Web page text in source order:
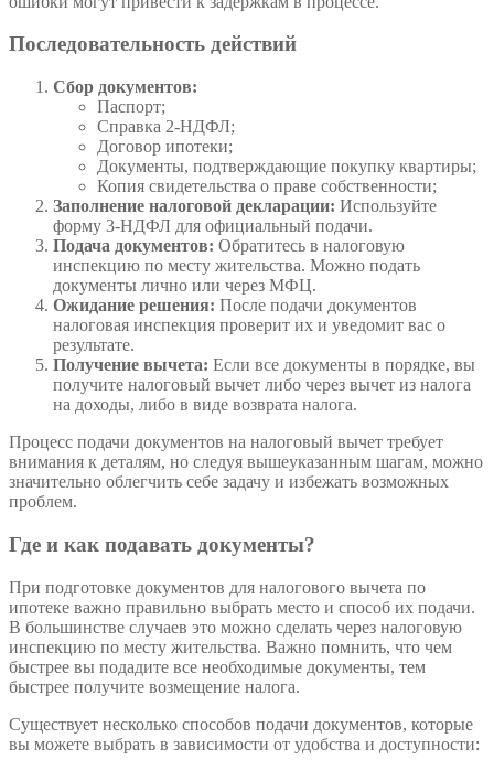
Последовательность действий
Сбор документов:
Паспорт;
Справка 2-НДФЛ;
Договор ипотеки;
Документы, подтверждающие покупку квартиры;
Копия свидетельства о праве собственности;
Заполнение налоговой декларации: Используйте
форму 3-НДФЛ для официальный подачи.
Подача документов: Обратитесь в налоговую
инспекцию по месту жительства. Можно подать
документы лично или через МФЦ.
Ожидание решения: После подачи документов
налоговая инспекция проверит их и уведомит вас о
результате.
Получение вычета: Если все документы в порядке, вы
получите налоговый вычет либо через вычет из налога
на доходы, либо в виде возврата налога.
Процесс подачи документов на налоговый вычет требует
внимания к деталям, но следуя вышеуказанным шагам, можно
значительно облегчить себе задачу и избежать возможных
проблем.
Где и как подавать документы?
При подготовке документов для налогового вычета по
ипотеке важно правильно выбрать место и способ их подачи.
В большинстве случаев это можно сделать через налоговую
инспекцию по месту жительства. Важно помнить, что чем
быстрее вы подадите все необходимые документы, тем
быстрее получите возмещение налога.
Существует несколько способов подачи документов, которые
вы можете выбрать в зависимости от удобства и доступности: